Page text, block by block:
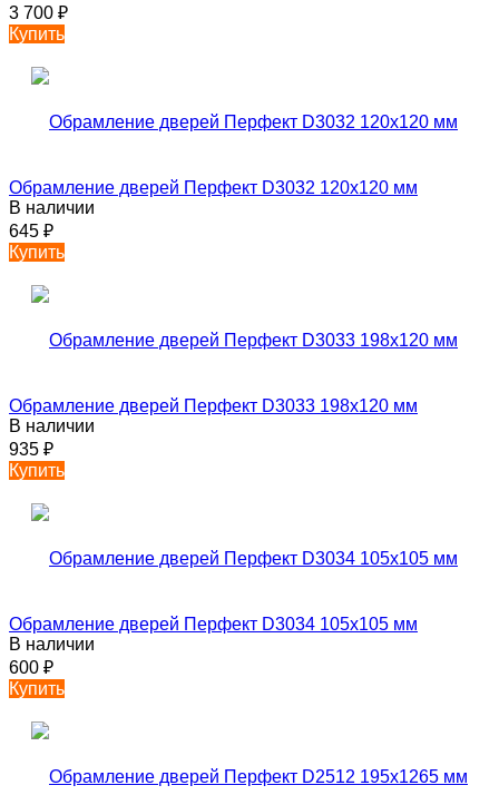
3 700 ₽
Купить
Обрамление дверей Перфект D3032 120х120 мм
В наличии
645 ₽
Купить
Обрамление дверей Перфект D3033 198х120 мм
В наличии
935 ₽
Купить
Обрамление дверей Перфект D3034 105х105 мм
В наличии
600 ₽
Купить